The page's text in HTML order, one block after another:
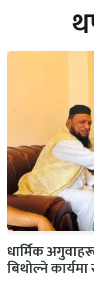
धार्मिक
बिथोल्ने